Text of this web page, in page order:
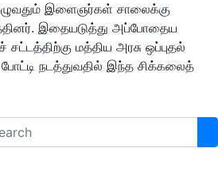
இளைஞர்கள் சாலைக்கு
இதையடுத்து அப்போதைய
மத்திய அரசு ஒப்புதல்
நடத்துவதில் இந்த சிக்கலைத்